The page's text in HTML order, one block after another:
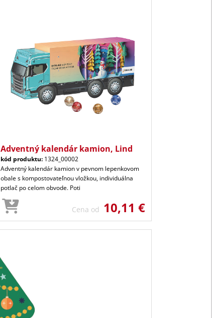
Adventný kalendár kamion, Lind
kód produktu: 1324_00002
Adventný kalendár kamion v pevnom lepenkovom
obale s kompostovateľnou vložkou, individuálna
potlač po celom obvode. Poti
Cena od 10,11 €